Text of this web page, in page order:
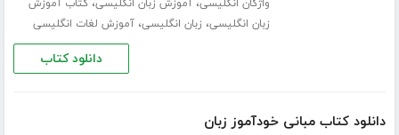
واژگان انگلیسی،آموزش زبان انگلیسی،کتاب آموزش
زبان انگلیسی، زبان انگلیسی،آموزش لغات انگلیسی
دانلود کتاب
دانلود کتاب مبانی خودآموز زبان